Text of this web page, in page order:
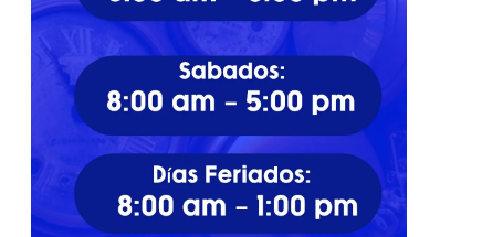
Provincial de Medio Ambiente
informa bosque cerro Chacuey...
30/11/2023
Denuncian metalera
barrio Norte es foco...